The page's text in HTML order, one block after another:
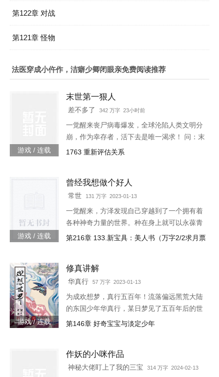
第122章 对战
第121章 怪物
法医穿成小仵作，洁癖少卿闭眼亲免费阅读推荐
游戏 / 连载
末世第一狠人
差不多了 342 万字 23小时前
一觉醒来丧尸病毒爆发，全球沦陷人类文明分
崩，作为幸存者，活下去是唯一渴求！ 问：末
世怎样才能活下去？答：首先要狠！【非重
1763 重新评估关系
游戏 / 连载
曾经我想做个好人
常世 131 万字 2023-01-13
一觉醒来，方泽发现自己穿越到了一个拥有着
各种神奇力量的世界。种在身上就可以永葆青
春的蘑菇每分一个分身就会智商下降实力提升
第216章 133.新宝具：美人书（万字2/2求月票
游戏 / 连载
修真讲解
华真行 57 万字 2023-01-13
为成欢想梦，真行五百年！流落偏远黑荒大陆
的东国少年华真行，某日梦见了五百年后的世
界。在那个世界上，很多国度与部族甚至已消
第146章 好奇宝宝与淡定少年
作妖的小咪作品
神秘大佬盯上了我的三宝 314 万字 2024-02-13